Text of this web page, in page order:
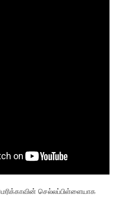
செல்லப்பிள்ளையாக